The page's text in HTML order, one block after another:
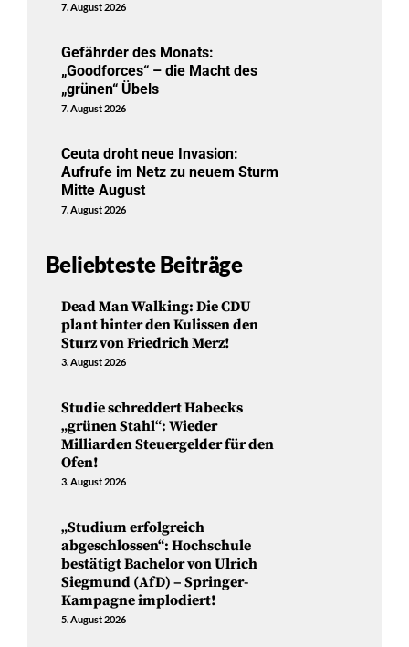
7. August 2026
Gefährder des Monats:
„Goodforces“ – die Macht des
„grünen“ Übels
7. August 2026
Ceuta droht neue Invasion:
Aufrufe im Netz zu neuem Sturm
Mitte August
7. August 2026
Beliebteste Beiträge
Dead Man Walking: Die CDU
plant hinter den Kulissen den
Sturz von Friedrich Merz!
3. August 2026
Studie schreddert Habecks
„grünen Stahl“: Wieder
Milliarden Steuergelder für den
Ofen!
3. August 2026
„Studium erfolgreich
abgeschlossen“: Hochschule
bestätigt Bachelor von Ulrich
Siegmund (AfD) – Springer-
Kampagne implodiert!
5. August 2026